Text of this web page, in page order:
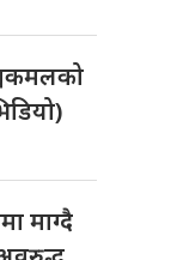
माग्दै